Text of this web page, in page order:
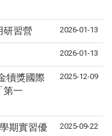
研習營 2026-01-13
2026-01-13
犢獎國際
第一
2025-12-09
期實習優
2025-09-22